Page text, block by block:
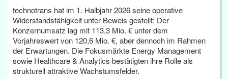
technotrans hat im 1. Halbjahr 2026 seine operative
Widerstandsfähigkeit unter Beweis gestellt: Der
Konzernumsatz lag mit 113,3 Mio. € unter dem
Vorjahreswert von 120,6 Mio. €, aber dennoch im Rahmen
der Erwartungen. Die Fokusmärkte Energy Management
sowie Healthcare & Analytics bestätigten ihre Rolle als
strukturell attraktive Wachstumsfelder.